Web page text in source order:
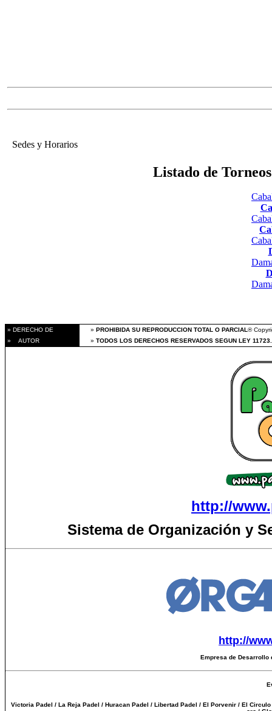
Sedes y Horarios
Listado de
» DERECHO DE » PROHIBIDA SU REPRODUCCION TOTAL O PARCIAL®
» AUTOR
» TODOS LOS DERECHOS RESERVADOS SEGUN LEY
http://
Sistema de Organización y
http://
Empresa de
Victoria Padel / La Reja Padel / Huracan Padel / Libertad Padel / El Porvenir / El